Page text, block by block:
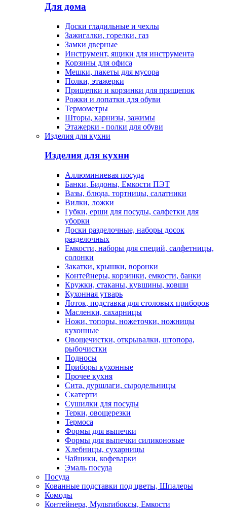
Для дома
Доски гладильные и чехлы
Зажигалки, горелки, газ
Замки дверные
Инструмент, ящики для инструмента
Корзины для офиса
Мешки, пакеты для мусора
Полки, этажерки
Прищепки и корзинки для прищепок
Рожки и лопатки для обуви
Термометры
Шторы, карнизы, зажимы
Этажерки - полки для обуви
Изделия для кухни
Изделия для кухни
Аллюминиевая посуда
Банки, Бидоны, Емкости ПЭТ
Вазы, блюда, тортницы, салатники
Вилки, ложки
Губки, ерши для посуды, салфетки для
уборки
Доски разделочные, наборы досок
разделочных
Емкости, наборы для специй, салфетницы,
солонки
Закатки, крышки, воронки
Контейнеры, корзинки, емкости, банки
Кружки, стаканы, кувшины, ковши
Кухонная утварь
Лоток, подставка для столовых приборов
Масленки, сахарницы
Ножи, топоры, ножеточки, ножницы
кухонные
Овощечистки, открывалки, штопора,
рыбочистки
Подносы
Приборы кухонные
Прочее кухня
Сита, дуршлаги, сыродельницы
Скатерти
Сушилки для посуды
Терки, овощерезки
Термоса
Формы для выпечки
Формы для выпечки силиконовые
Хлебницы, сухарницы
Чайники, кофеварки
Эмаль посуда
Посуда
Кованные подставки под цветы, Шпалеры
Комоды
Контейнера, Мультибоксы, Емкости